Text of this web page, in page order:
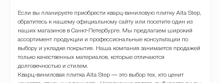
Если вы планируете приобрести кварц-виниловую плитку Alta Step,
обратитесь к нашему официальному сайту или посетите один из
наших магазинов в Санкт-Петербурге. Мы предлагаем широкий
ассортимент продукции и профессиональные консультации по
выбору и укладке покрытия. Наша компания занимается продажей
только качественных материалов, которые отличаются
долговечностью и стилем.
Кварц-виниловая плитка Alta Step — это выбор тех, кто ценит